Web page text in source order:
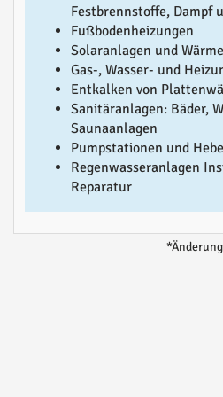
Festbrennstoffe, Dampf
Fußbodenheizungen
Solaranlagen und
Gas-, Wasser- und
Entkalken von
Sanitäranlagen: Bäder,
Saunaanlagen
Pumpstationen und
Regenwasseranlagen
Reparatur